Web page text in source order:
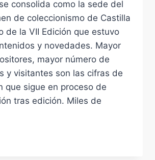
consolida como la sede del
de coleccionismo de Castilla
de la VII Edición que estuvo
y novedades. Mayor
mayor número de
y visitantes son las cifras de
que sigue en proceso de
tras edición. Miles de